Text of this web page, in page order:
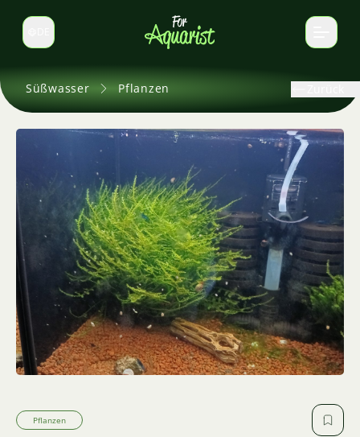
Sprache wechseln
Süßwasser Pflanzen
Pflanzen